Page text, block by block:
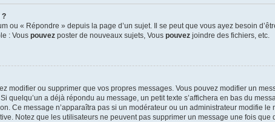
?
ou « Répondre » depuis la page d’un sujet. Il se peut que vous ayez besoin
: Vous pouvez poster de nouveaux sujets, Vous pouvez joindre des fichiers, etc.
modifier ou supprimer que vos propres messages. Vous pouvez modifier un
quelqu’un a déjà répondu au message, un petit texte s’affichera en bas du
Ce message n’apparaîtra pas si un modérateur ou un administrateur modifie
Notez que les utilisateurs ne peuvent pas supprimer un message une fois que